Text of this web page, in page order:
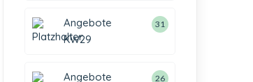
Angebote
KW29
31
Angebote
26